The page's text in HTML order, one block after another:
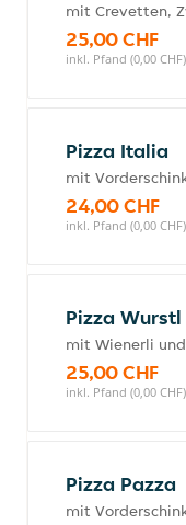
mit Crevetten,
25,00 CHF
inkl. Pfand (0,00 CHF)
Pizza Italia
mit
24,00 CHF
inkl. Pfand (0,00 CHF)
Pizza Wurstl
mit Wienerli
25,00 CHF
inkl. Pfand (0,00 CHF)
Pizza Pazza
mit